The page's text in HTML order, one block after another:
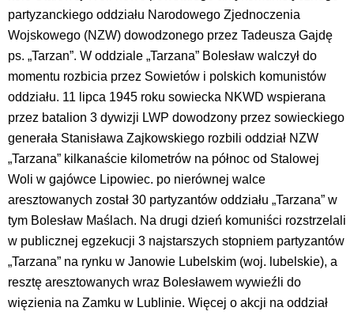
partyzanckiego oddziału Narodowego Zjednoczenia
Wojskowego (NZW) dowodzonego przez Tadeusza Gajdę
ps. „Tarzan”. W oddziale „Tarzana” Bolesław walczył do
momentu rozbicia przez Sowietów i polskich komunistów
oddziału. 11 lipca 1945 roku sowiecka NKWD wspierana
przez batalion 3 dywizji LWP dowodzony przez sowieckiego
generała Stanisława Zajkowskiego rozbili oddział NZW
„Tarzana” kilkanaście kilometrów na północ od Stalowej
Woli w gajówce Lipowiec. po nierównej walce
aresztowanych został 30 partyzantów oddziału „Tarzana” w
tym Bolesław Maślach. Na drugi dzień komuniści rozstrzelali
w publicznej egzekucji 3 najstarszych stopniem partyzantów
„Tarzana” na rynku w Janowie Lubelskim (woj. lubelskie), a
resztę aresztowanych wraz Bolesławem wywieźli do
więzienia na Zamku w Lublinie. Więcej o akcji na oddział